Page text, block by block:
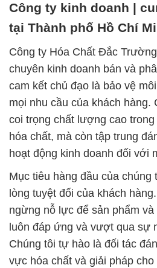
Công ty kinh doanh |
tại Thành phố Hồ Chí
Công ty Hóa Chất Đắc
chuyên kinh doanh bán và
cam kết chủ đạo là bảo vệ
mọi nhu cầu của khách hàng.
coi trọng chất lượng cao
hóa chất, mà còn tập trung
hoạt động kinh doanh đối với
Mục tiêu hàng đầu của chúng
lòng tuyệt đối của khách
ngừng nỗ lực để sản phẩm
luôn đáp ứng và vượt qua sự
Chúng tôi tự hào là đối tác
vực hóa chất và giải pháp